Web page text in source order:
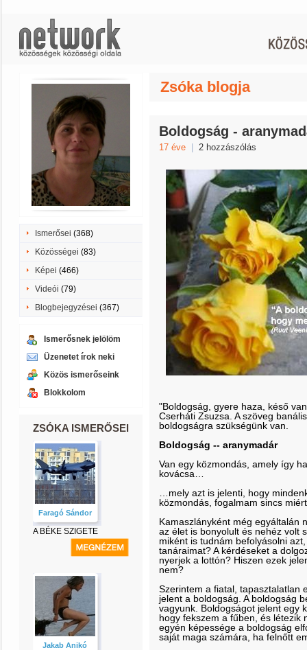
Ismerősei (368)
Közösségei (83)
Képei (466)
Videói (79)
Blogbejegyzései (367)
Ismerősnek jelölöm
Üzenetet írok neki
Közös ismerőseink
Blokkolom
ZSÓKA ISMERŐSEI
Faragó Sándor
A BÉKE SZIGETE
Jakab Anikó
Zsóka blogja
Boldogság -
17 éve 2 hozzászólás
"Boldogság, gyere haza, késő
Cserháti Zsuzsa. A szöveg
boldogságra szükségünk van.
Boldogság -- aranymadár
Van egy közmondás, amely így
kovácsa…
…mely azt is jelenti, hogy
közmondás, fogalmam sincs
Kamaszlányként még egyáltalán
az élet is bonyolult és nehéz volt
miként is tudnám befolyásolni
tanáraimat? A kérdéseket a
nyerjek a lottón? Hiszen ezek
nem?
Szerintem a fiatal, tapasztalatlan
jelent a boldogság. A boldogság
vagyunk. Boldogságot jelent egy
hogy fekszem a fűben, és létezik
egyén képessége a boldogság
saját maga számára, ha felnőtt